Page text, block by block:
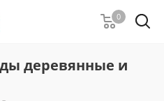
0
деревянные и